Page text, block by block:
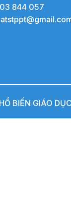
844 057
BIẾN GIÁO